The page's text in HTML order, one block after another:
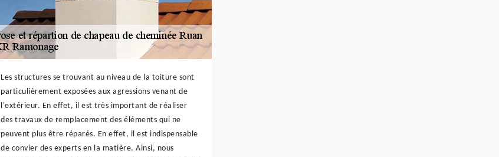
Les structures se trouvant au niveau de la toiture sont
particulièrement exposées aux agressions venant de
l'extérieur. En effet, il est très important de réaliser
des travaux de remplacement des éléments qui ne
peuvent plus être réparés. En effet, il est indispensable
de convier des experts en la matière. Ainsi, nous